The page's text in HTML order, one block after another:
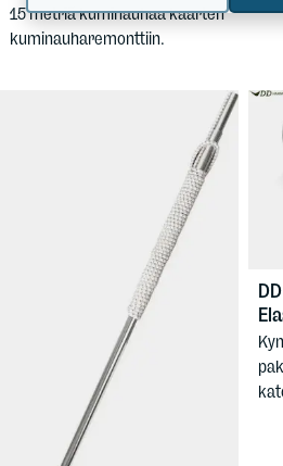
15 metriä kuminauhaa kaarten
kuminauharemonttiin.